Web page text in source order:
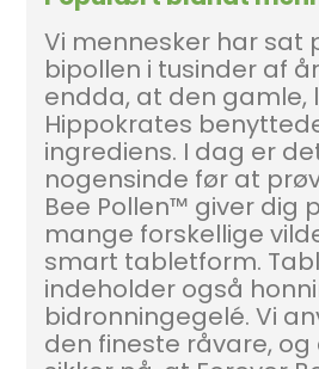
Vi mennesker har sat
bipollen i tusinder af
endda, at den
Hippokrates
ingrediens. I dag er
nogensinde før at
Bee Pollen™ giver dig
mange forskellige
smart tabletform.
indeholder også
bidronningegelé. Vi
den fineste råvare,